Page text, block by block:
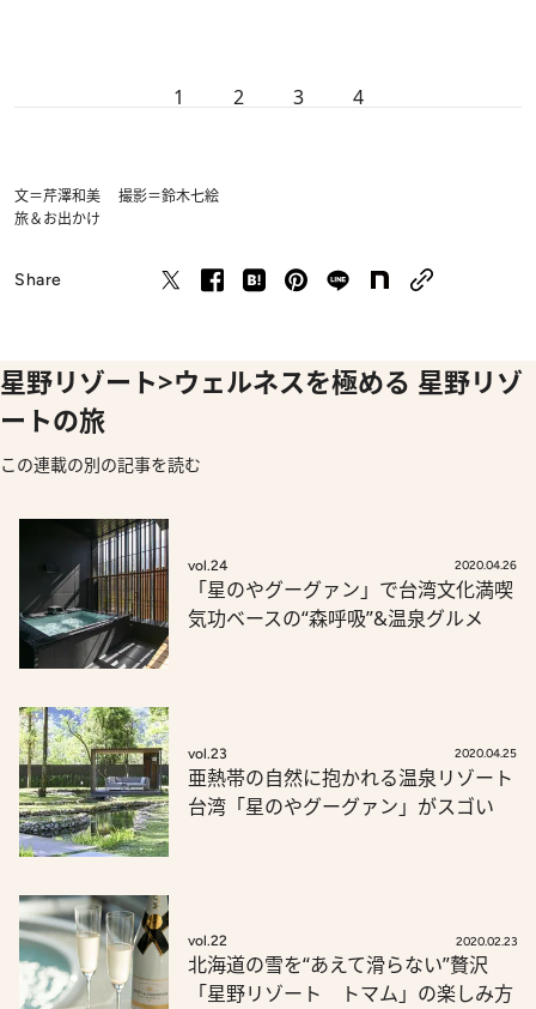
1 2 3 4
文＝芹澤和美 撮影＝鈴木七絵
旅＆お出かけ
Share
星野リゾート>ウェルネスを極める 星野リゾ
ートの旅
この連載の別の記事を読む
vol.24 2020.04.26
「星のやグーグァン」で台湾文化満喫
気功ベースの“森呼吸”&温泉グルメ
vol.23 2020.04.25
亜熱帯の自然に抱かれる温泉リゾート
台湾「星のやグーグァン」がスゴい
vol.22 2020.02.23
北海道の雪を“あえて滑らない”贅沢
「星野リゾート トマム」の楽しみ方